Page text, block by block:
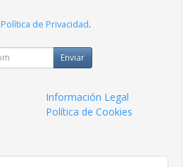
Política de Privacidad.
Enviar
Información Legal
Política de Cookies